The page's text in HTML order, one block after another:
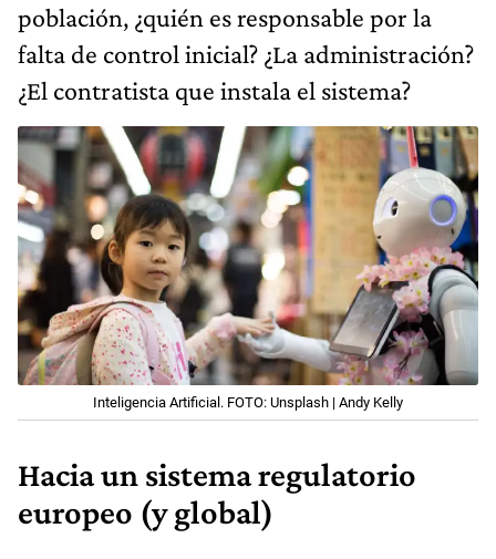
población, ¿quién es responsable por la
falta de control inicial? ¿La administración?
¿El contratista que instala el sistema?
Inteligencia Artificial. FOTO: Unsplash | Andy Kelly
Hacia un sistema regulatorio
europeo (y global)